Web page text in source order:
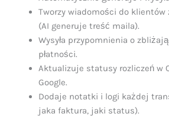
Tworzy wiadomości do klientów
(AI generuje treść maila).
Wysyła przypomnienia o
płatności.
Aktualizuje statusy rozliczeń w
Google.
Dodaje notatki i logi każdej
jaka faktura, jaki status).